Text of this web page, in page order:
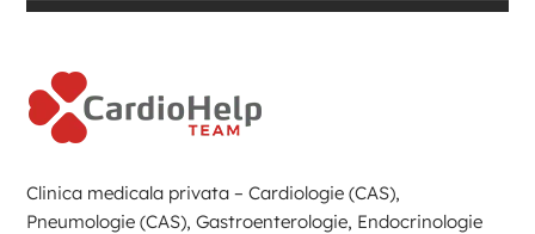
Clinica medicala privata – Cardiologie (CAS),
Pneumologie (CAS), Gastroenterologie, Endocrinologie